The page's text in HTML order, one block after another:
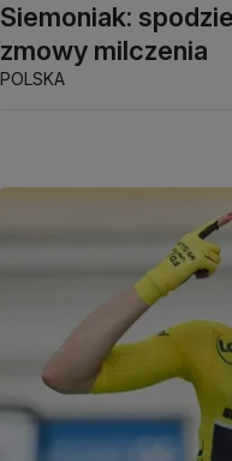
Siemoniak:
zmowy milczenia
POLSKA